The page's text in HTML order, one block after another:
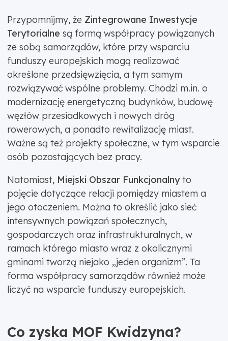
Przypomnijmy, że Zintegrowane Inwestycje
Terytorialne są formą współpracy powiązanych
ze sobą samorządów, które przy wsparciu
funduszy europejskich mogą realizować
określone przedsięwzięcia, a tym samym
rozwiązywać wspólne problemy. Chodzi m.in. o
modernizację energetyczną budynków, budowę
węzłów przesiadkowych i nowych dróg
rowerowych, a ponadto rewitalizację miast.
Ważne są też projekty społeczne, w tym wsparcie
osób pozostających bez pracy.
Natomiast, Miejski Obszar Funkcjonalnyto
pojęcie dotyczące relacji pomiędzy miastem a
jego otoczeniem. Można to określić jako sieć
intensywnych powiązań społecznych,
gospodarczych oraz infrastrukturalnych, w
ramach którego miasto wraz z okolicznymi
gminami tworzą niejako „jeden organizm”. Ta
forma współpracy samorządów również może
liczyć na wsparcie funduszy europejskich.
Co zyska MOF Kwidzyna?